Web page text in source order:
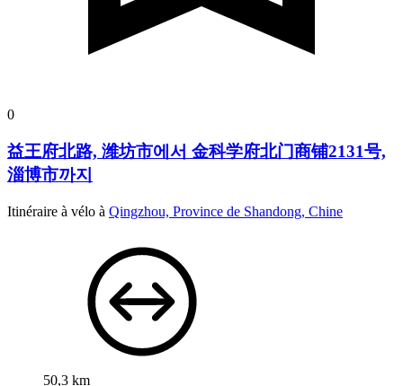
0
益王府北路, 潍坊市에서 金科学府北门商铺2131号,
淄博市까지
Itinéraire à vélo à Qingzhou, Province de Shandong, Chine
50,3 km